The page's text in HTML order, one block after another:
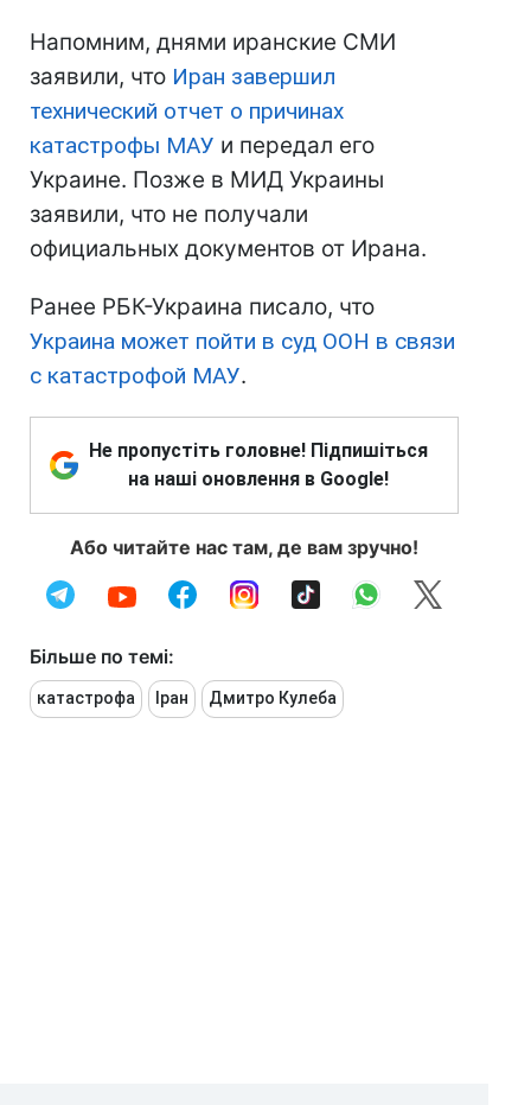
Напомним, днями иранские СМИ
заявили, что Иран завершил
технический отчет о причинах
катастрофы МАУ и передал его
Украине. Позже в МИД Украины
заявили, что не получали
официальных документов от Ирана.
Ранее РБК-Украина писало, что
Украина может пойти в суд ООН в связи
с катастрофой МАУ.
Не пропустіть головне! Підпишіться
на наші оновлення в Google!
Або читайте нас там, де вам зручно!
Більше по темі:
катастрофа Іран Дмитро Кулеба